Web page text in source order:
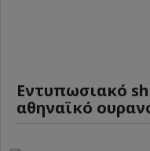
Εντυπωσιακό
αθηναϊκό